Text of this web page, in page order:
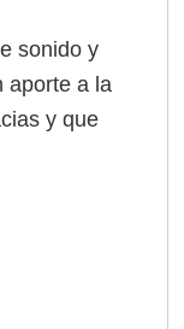
sonido y
aporte a la
y que